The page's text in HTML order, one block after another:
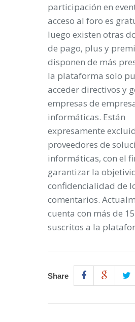
participación en
acceso al foro es
luego existen otras
de pago, plus y
disponen de más
la plataforma solo
acceder directivos y
empresas de
informáticas. Están
expresamente
proveedores de
informáticas, con el
garantizar la
confidencialidad de
comentarios.
cuenta con más de
suscritos a la
Share